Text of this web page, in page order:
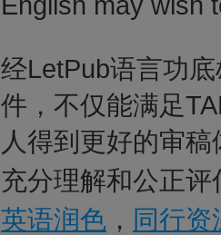
经LetPub语言功
件，不仅能满足
人得到更好的审
充分理解和公正
英语润色 ， 同行资